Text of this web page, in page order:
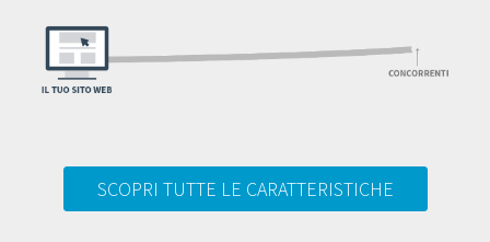
SCOPRI TUTTE LE CARATTERISTICHE